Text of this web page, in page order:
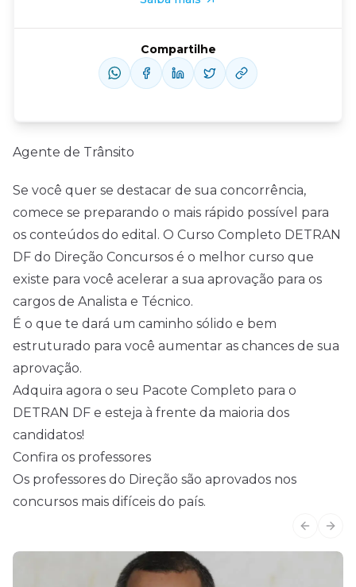
Agente de Trânsito
Se você quer se destacar de sua concorrência,
comece se preparando o mais rápido possível para
os conteúdos do edital. O Curso Completo DETRAN
DF do Direção Concursos é o melhor curso que
existe para você acelerar a sua aprovação para os
cargos de Analista e Técnico.
É o que te dará um caminho sólido e bem
estruturado para você aumentar as chances de sua
aprovação.
Adquira agora o seu Pacote Completo para o
DETRAN DF e esteja à frente da maioria dos
candidatos!
Confira os professores
Os professores do Direção são aprovados nos
concursos mais difíceis do país.
Compartilhe